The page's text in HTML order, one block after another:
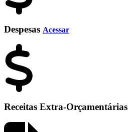
Despesas Acessar
Receitas Extra-Orçamentárias